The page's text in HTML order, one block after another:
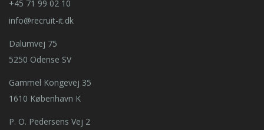
+45 71 99 02 10
info@recruit-it.dk
Dalumvej 75
5250 Odense SV
Gammel Kongevej 35
1610 København K
P. O. Pedersens Vej 2